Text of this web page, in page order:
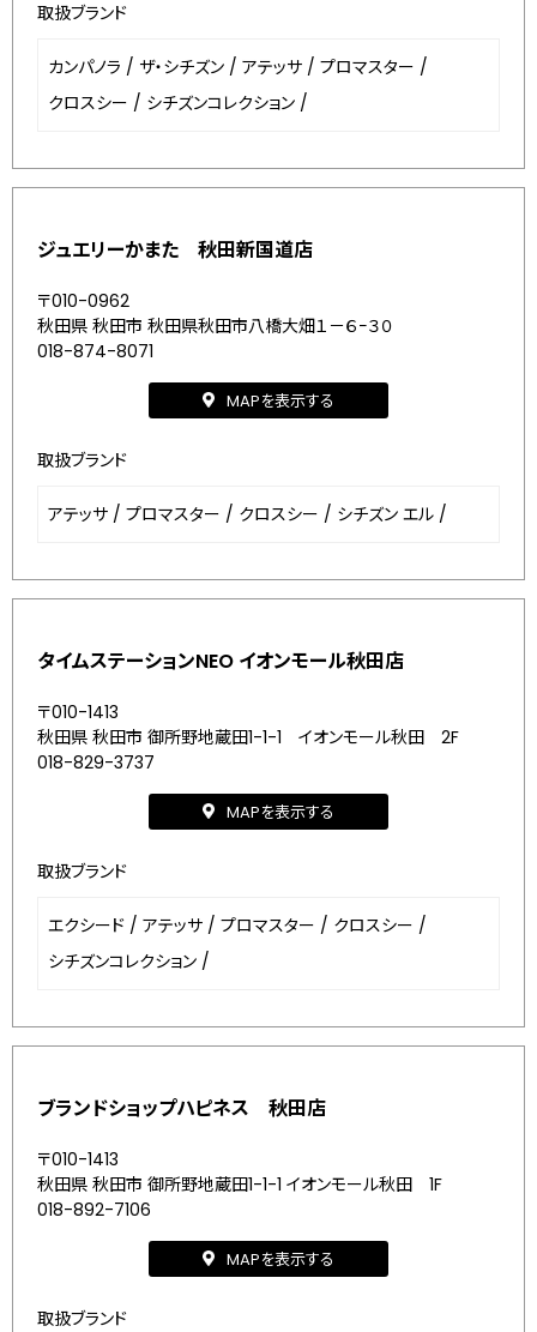
取扱ブランド
カンパノラ / ザ・シチズン / アテッサ / プロマスター /
クロスシー / シチズンコレクション /
ジュエリーかまた 秋田新国道店
〒010-0962
秋田県 秋田市 秋田県秋田市八橋大畑１－６−３０
018-874-8071
MAPを表示する
取扱ブランド
アテッサ / プロマスター / クロスシー / シチズン エル /
タイムステーションNEO イオンモール秋田店
〒010-1413
秋田県 秋田市 御所野地蔵田1-1-1 イオンモール秋田 2F
018-829-3737
MAPを表示する
取扱ブランド
エクシード / アテッサ / プロマスター / クロスシー /
シチズンコレクション /
ブランドショップハピネス 秋田店
〒010-1413
秋田県 秋田市 御所野地蔵田1-1-1 イオンモール秋田 1F
018-892-7106
MAPを表示する
取扱ブランド